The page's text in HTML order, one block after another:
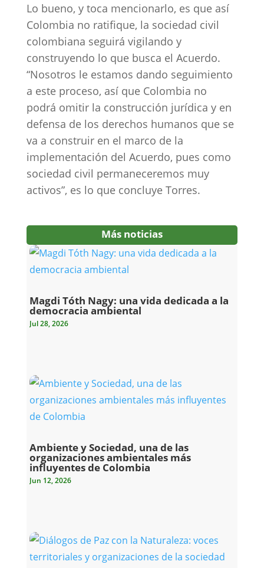
Lo bueno, y toca mencionarlo, es que así
Colombia no ratifique, la sociedad civil
colombiana seguirá vigilando y
construyendo lo que busca el Acuerdo.
“Nosotros le estamos dando seguimiento
a este proceso, así que Colombia no
podrá omitir la construcción jurídica y en
defensa de los derechos humanos que se
va a construir en el marco de la
implementación del Acuerdo, pues como
sociedad civil permaneceremos muy
activos”, es lo que concluye Torres.
Más noticias
Magdi Tóth Nagy: una vida dedicada a la
democracia ambiental
Jul 28, 2026
Ambiente y Sociedad, una de las
organizaciones ambientales más
influyentes de Colombia
Jun 12, 2026